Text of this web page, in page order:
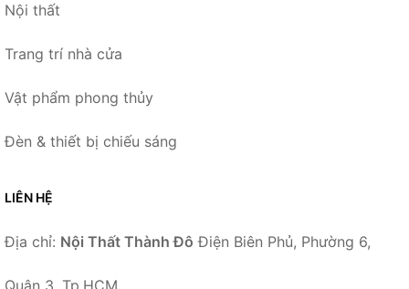
Nội thất
Trang trí nhà cửa
Vật phẩm phong thủy
Đèn & thiết bị chiếu sáng
LIÊN HỆ
Địa chỉ: Nội Thất Thành Đô Điện Biên Phủ, Phường 6,
Quận 3, Tp.HCM